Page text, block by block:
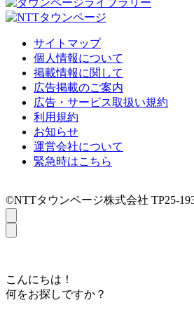
サイトマップ
個人情報について
掲載情報に関して
広告掲載のご案内
広告・サービス取扱い規約
利用規約
お知らせ
運営会社について
緊急時はこちら
©NTTタウンページ株式会社 TP25-193
こんにちは！
何をお探しですか？